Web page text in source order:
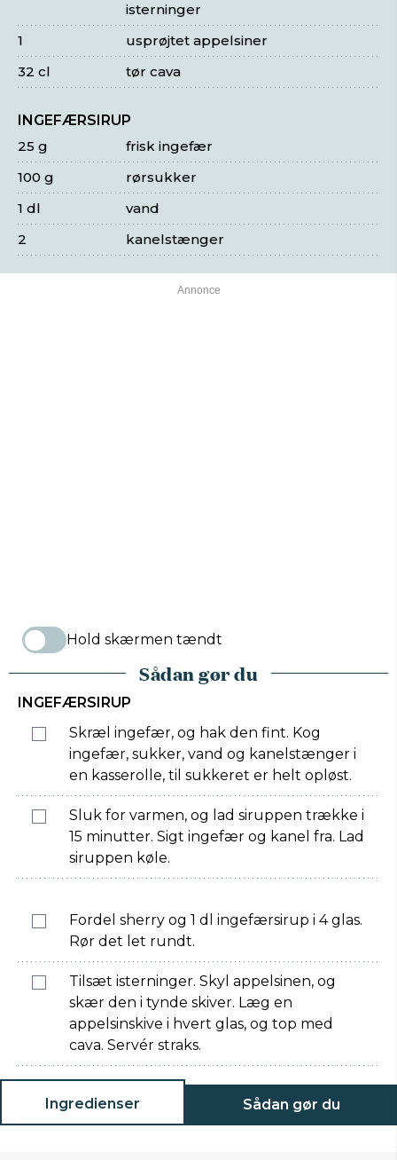
isterninger
usprøjtet appelsiner
1
tør cava
32 cl
INGEFÆRSIRUP
frisk ingefær
25 g
rørsukker
100 g
vand
1 dl
kanelstænger
2
Hold skærmen tændt
Sådan gør du
INGEFÆRSIRUP
Skræl ingefær, og hak den fint. Kog
ingefær, sukker, vand og kanelstænger i
en kasserolle, til sukkeret er helt opløst.
Sluk for varmen, og lad siruppen trække i
15 minutter. Sigt ingefær og kanel fra. Lad
siruppen køle.
Fordel sherry og 1 dl ingefærsirup i 4 glas.
Rør det let rundt.
Tilsæt isterninger. Skyl appelsinen, og
skær den i tynde skiver. Læg en
appelsinskive i hvert glas, og top med
cava. Servér straks.
Ingredienser Sådan gør du